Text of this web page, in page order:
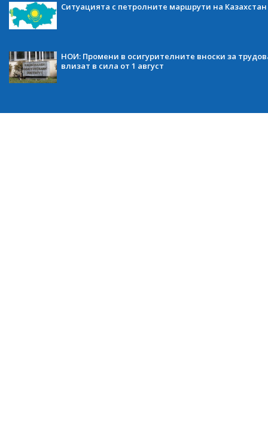
Ситуацията с петролните маршрути на Казахстан
НОИ: Промени в осигурителните вноски за
влизат в сила от 1 август